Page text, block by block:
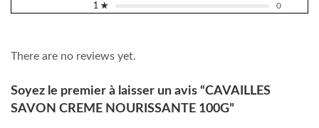
1 ★
0
There are no reviews yet.
Soyez le premier à laisser un avis “CAVAILLES
SAVON CREME NOURISSANTE 100G”